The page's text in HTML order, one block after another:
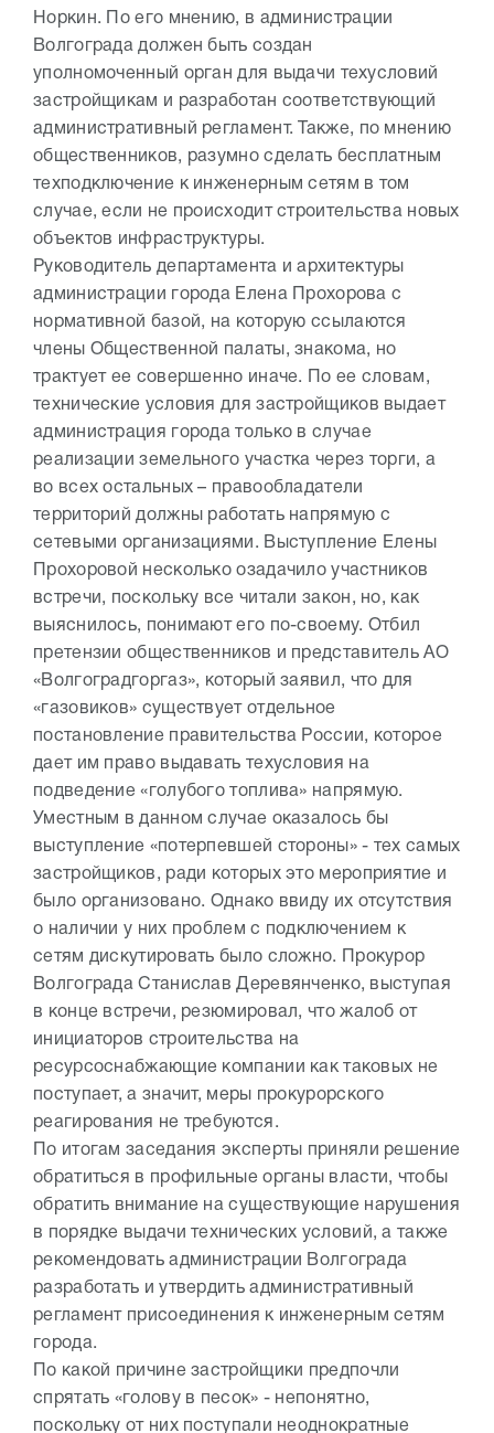
Норкин. По его мнению, в администрации
Волгограда должен быть создан
уполномоченный орган для выдачи техусловий
застройщикам и разработан соответствующий
административный регламент. Также, по мнению
общественников, разумно сделать бесплатным
техподключение к инженерным сетям в том
случае, если не происходит строительства новых
объектов инфраструктуры.
Руководитель департамента и архитектуры
администрации города Елена Прохорова с
нормативной базой, на которую ссылаются
члены Общественной палаты, знакома, но
трактует ее совершенно иначе. По ее словам,
технические условия для застройщиков выдает
администрация города только в случае
реализации земельного участка через торги, а
во всех остальных – правообладатели
территорий должны работать напрямую с
сетевыми организациями. Выступление Елены
Прохоровой несколько озадачило участников
встречи, поскольку все читали закон, но, как
выяснилось, понимают его по-своему. Отбил
претензии общественников и представитель АО
«Волгоградгоргаз», который заявил, что для
«газовиков» существует отдельное
постановление правительства России, которое
дает им право выдавать техусловия на
подведение «голубого топлива» напрямую.
Уместным в данном случае оказалось бы
выступление «потерпевшей стороны» - тех самых
застройщиков, ради которых это мероприятие и
было организовано. Однако ввиду их отсутствия
о наличии у них проблем с подключением к
сетям дискутировать было сложно. Прокурор
Волгограда Станислав Деревянченко, выступая
в конце встречи, резюмировал, что жалоб от
инициаторов строительства на
ресурсоснабжающие компании как таковых не
поступает, а значит, меры прокурорского
реагирования не требуются.
По итогам заседания эксперты приняли решение
обратиться в профильные органы власти, чтобы
обратить внимание на существующие нарушения
в порядке выдачи технических условий, а также
рекомендовать администрации Волгограда
разработать и утвердить административный
регламент присоединения к инженерным сетям
города.
По какой причине застройщики предпочли
спрятать «голову в песок» - непонятно,
поскольку от них поступали неоднократные